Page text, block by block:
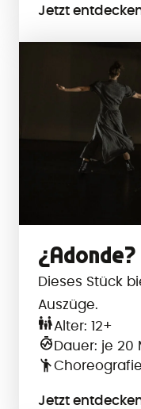
Jetzt
¿Adonde?
Dieses Stück
Auszüge.
Alter: 12+
Dauer: je 20
Jetzt